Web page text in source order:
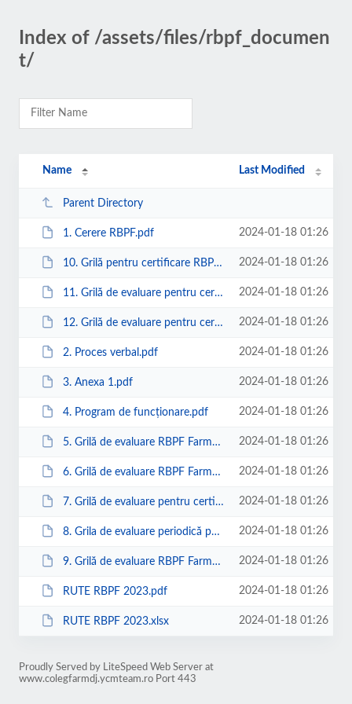
Index of /assets/files/rbpf_documen
t/
Name Last Modified
Parent Directory
1. Cerere RBPF.pdf 2024-01-18 01:26
10. Grilă pentru certificare RBPF infiintare.pdf 2024-01-18 01:26
11. Grilă de evaluare pentru certificare RBPF Drogherie infiintare schimbare... 2024-01-18 01:26
12. Grilă de evaluare pentru certificare RBPF Drogherie reorganizare.pdf 2024-01-18 01:26
2. Proces verbal.pdf 2024-01-18 01:26
3. Anexa 1.pdf 2024-01-18 01:26
4. Program de funcționare.pdf 2024-01-18 01:26
5. Grilă de evaluare RBPF Farmacie comunitară evaluare periodic.pdf 2024-01-18 01:26
6. Grilă de evaluare RBPF Farmacie cu circuit închis - Înfiinţare - Evalu... 2024-01-18 01:26
7. Grilă de evaluare pentru certificare RBPF - oficina rurala.pdf 2024-01-18 01:26
8. Grila de evaluare periodică pentru certificare RBPF Drogherie.pdf 2024-01-18 01:26
9. Grilă de evaluare RBPF Farmacie comunitară - reorganizare.pdf 2024-01-18 01:26
RUTE RBPF 2023.pdf 2024-01-18 01:26
RUTE RBPF 2023.xlsx 2024-01-18 01:26
Proudly Served by LiteSpeed Web Server at
www.colegfarmdj.ycmteam.ro Port 443